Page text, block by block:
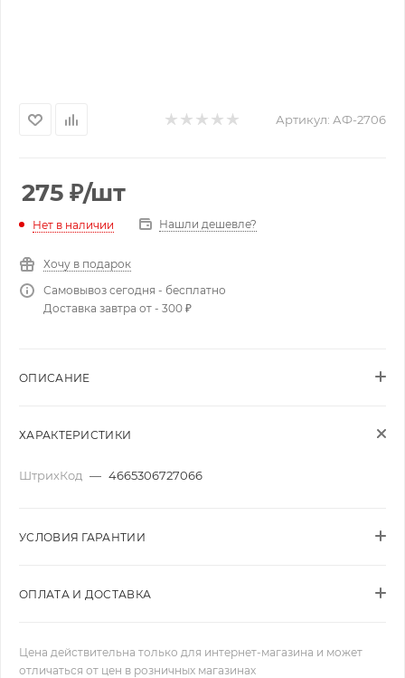
Артикул: АФ-2706
275 ₽/шт
Нет в наличии Нашли дешевле?
Хочу в подарок
Самовывоз сегодня - бесплатно
Доставка завтра от - 300 ₽
ОПИСАНИЕ
ХАРАКТЕРИСТИКИ
ШтрихКод — 4665306727066
УСЛОВИЯ ГАРАНТИИ
ОПЛАТА И ДОСТАВКА
Цена действительна только для интернет-магазина и может
отличаться от цен в розничных магазинах